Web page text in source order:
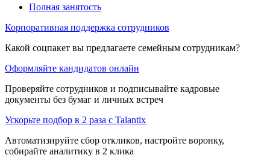
Полная занятость
Корпоративная поддержка сотрудников
Какой соцпакет вы предлагаете семейным сотрудникам?
Оформляйте кандидатов онлайн
Проверяйте сотрудников и подписывайте кадровые
документы без бумаг и личных встреч
Ускорьте подбор в 2 раза с Talantix
Автоматизируйте сбор откликов, настройте воронку,
собирайте аналитику в 2 клика